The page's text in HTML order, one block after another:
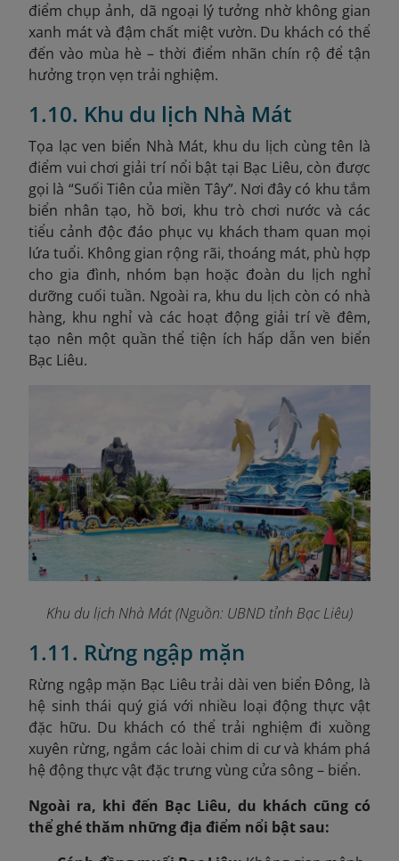
điểm chụp ảnh, dã ngoại lý tưởng nhờ không gian
xanh mát và đậm chất miệt vườn. Du khách có thể
đến vào mùa hè – thời điểm nhãn chín rộ để tận
hưởng trọn vẹn trải nghiệm.
1.10. Khu du lịch Nhà Mát
Tọa lạc ven biển Nhà Mát, khu du lịch cùng tên là
điểm vui chơi giải trí nổi bật tại Bạc Liêu, còn được
gọi là “Suối Tiên của miền Tây”. Nơi đây có khu tắm
biển nhân tạo, hồ bơi, khu trò chơi nước và các
tiểu cảnh độc đáo phục vụ khách tham quan mọi
lứa tuổi. Không gian rộng rãi, thoáng mát, phù hợp
cho gia đình, nhóm bạn hoặc đoàn du lịch nghỉ
dưỡng cuối tuần. Ngoài ra, khu du lịch còn có nhà
hàng, khu nghỉ và các hoạt động giải trí về đêm,
tạo nên một quần thể tiện ích hấp dẫn ven biển
Bạc Liêu.
Khu du lịch Nhà Mát (Nguồn: UBND tỉnh Bạc Liêu)
1.11. Rừng ngập mặn
Rừng ngập mặn Bạc Liêu trải dài ven biển Đông, là
hệ sinh thái quý giá với nhiều loại động thực vật
đặc hữu. Du khách có thể trải nghiệm đi xuồng
xuyên rừng, ngắm các loài chim di cư và khám phá
hệ động thực vật đặc trưng vùng cửa sông – biển.
Ngoài ra, khi đến Bạc Liêu, du khách cũng có
thể ghé thăm những địa điểm nổi bật sau: